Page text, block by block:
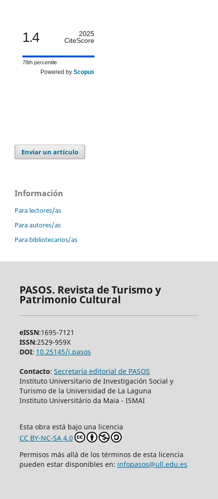
1.4
2025
CiteScore
78th percentile
Powered by Scopus
Enviar un artículo
Información
Para lectores/as
Para autores/as
Para bibliotecarios/as
PASOS. Revista de Turismo y
Patrimonio Cultural
eISSN:1695-7121
ISSN:2529-959X
DOI: 10.25145/j.pasos
Contacto: Secretaría editorial de PASOS
Instituto Universitario de Investigación Social y
Turismo de la Universidad de La Laguna
Instituto Universitário da Maia - ISMAI
Esta obra está bajo una licencia
CC BY-NC-SA 4.0
Permisos más allá de los términos de esta licencia
pueden estar disponibles en: infopasos@ull.edu.es